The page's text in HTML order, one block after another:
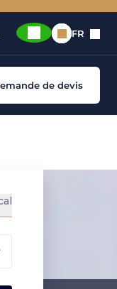
FR
de devis